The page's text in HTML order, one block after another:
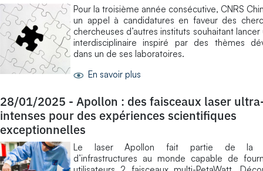
Pour la troisième année consécutive, CNRS
un appel à candidatures en faveur des
chercheuses d’autres instituts souhaitant
interdisciplinaire inspiré par des thèmes
dans un de ses laboratoires.
En savoir plus
28/01/2025 - Apollon : des faisceaux laser
intenses pour des expériences scientifiques
exceptionnelles
Le laser Apollon fait partie de la
d’infrastructures au monde capable de